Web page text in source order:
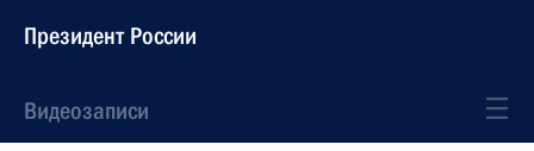
Президент России
Видеозаписи